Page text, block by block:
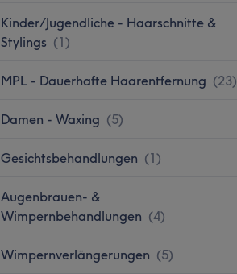
Kinder/Jugendliche - Haarschnitte &
Stylings (1)
MPL - Dauerhafte Haarentfernung (23)
Damen - Waxing (5)
Gesichtsbehandlungen (1)
Augenbrauen- &
Wimpernbehandlungen (4)
Wimpernverlängerungen (5)